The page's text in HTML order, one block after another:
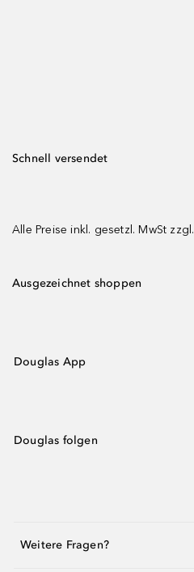
Schnell versendet
Alle Preise inkl. gesetzl. MwSt zzgl.
Ausgezeichnet shoppen
Douglas App
Douglas folgen
Weitere Fragen?